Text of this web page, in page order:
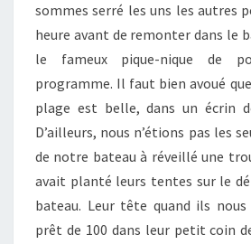
sommes serré les uns les autres
heure avant de remonter dans le
le fameux pique-nique de
programme. Il faut bien avoué
plage est belle, dans un écrin
D’ailleurs, nous n’étions pas les
de notre bateau à réveillé une
avait planté leurs tentes sur le
bateau. Leur tête quand ils
prêt de 100 dans leur petit coin